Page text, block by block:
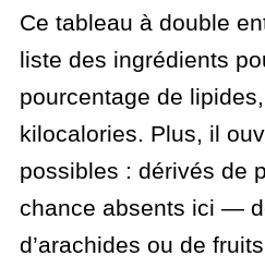
Ce tableau à double
liste des ingrédients
pourcentage de
kilocalories. Plus, il
possibles : dérivés de
chance absents ici —
d’arachides ou de